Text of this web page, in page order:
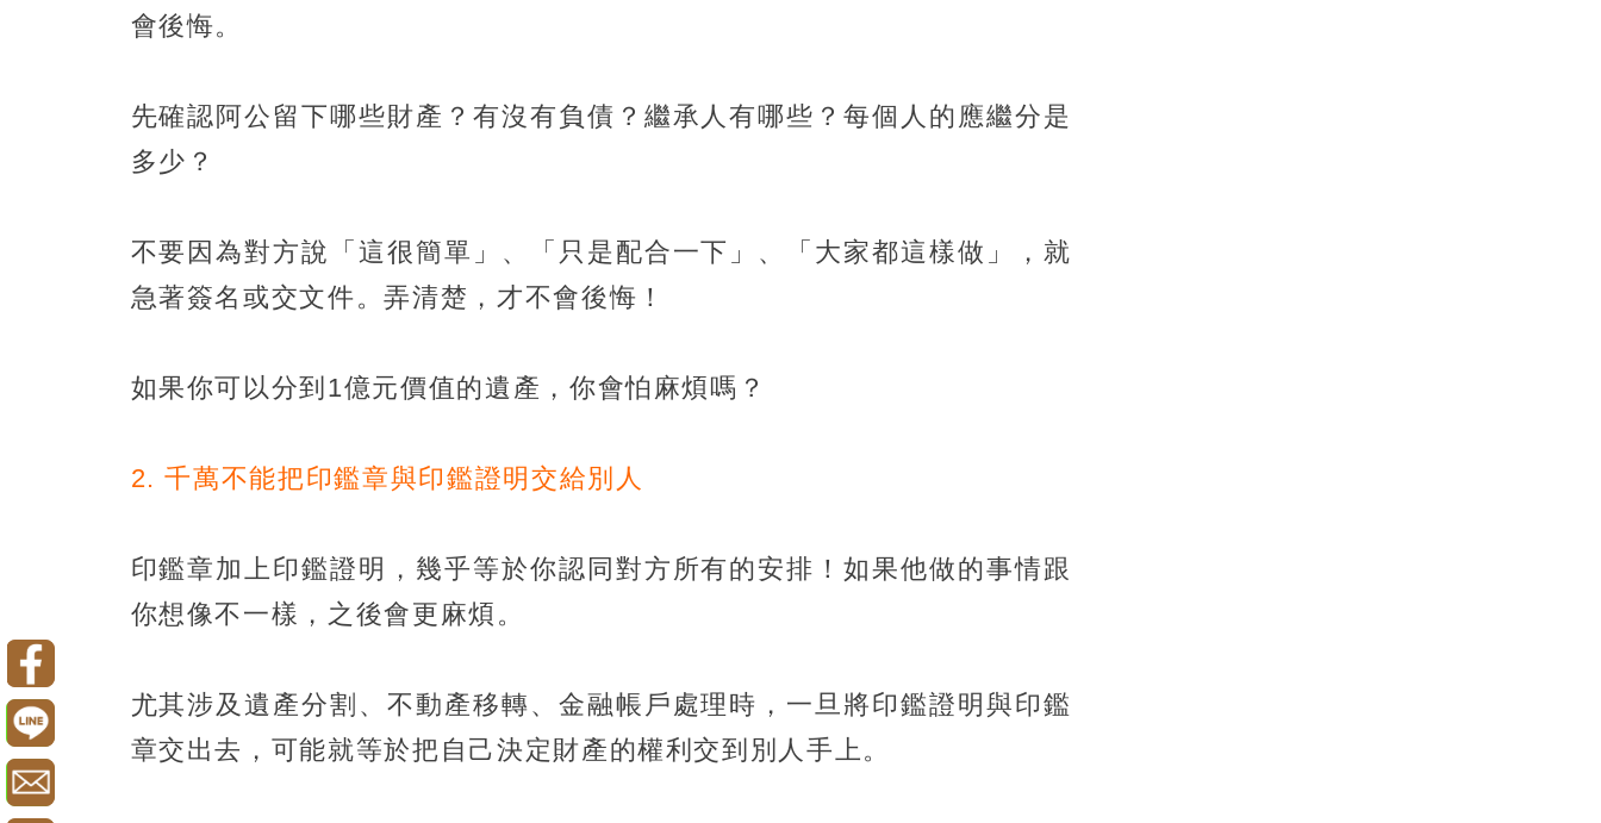
會後悔。
先確認阿公留下哪些財產？有沒有負債？繼承人有哪些？每個人的應繼分是
多少？
不要因為對方說「這很簡單」、「只是配合一下」、「大家都這樣做」，就
急著簽名或交文件。弄清楚，才不會後悔！
如果你可以分到1億元價值的遺產，你會怕麻煩嗎？
2. 千萬不能把印鑑章與印鑑證明交給別人
印鑑章加上印鑑證明，幾乎等於你認同對方所有的安排！如果他做的事情跟
你想像不一樣，之後會更麻煩。
尤其涉及遺產分割、不動產移轉、金融帳戶處理時，一旦將印鑑證明與印鑑
章交出去，可能就等於把自己決定財產的權利交到別人手上。